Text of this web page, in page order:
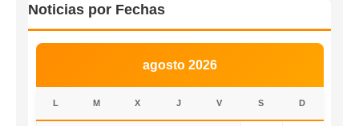
Noticias por Fechas
agosto 2026
L M X J V S D